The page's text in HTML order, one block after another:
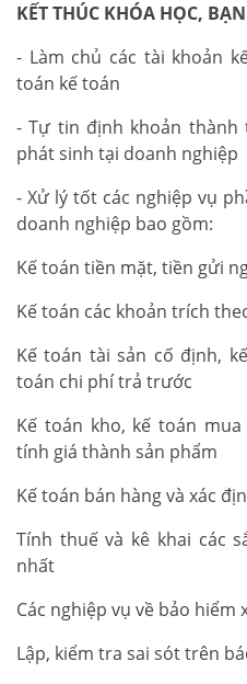
KẾT THÚC KHÓA HỌC, BẠN
- Làm chủ các tài khoản
toán kế toán
- Tự tin định khoản thành
phát sinh tại doanh nghiệp
- Xử lý tốt các nghiệp vụ
doanh nghiệp bao gồm:
Kế toán tiền mặt, tiền gửi
Kế toán các khoản trích
Kế toán tài sản cố định,
toán chi phí trả trước
Kế toán kho, kế toán
tính giá thành sản phẩm
Kế toán bán hàng và xác
Tính thuế và kê khai các
nhất
Các nghiệp vụ về bảo hiểm
Lập, kiểm tra sai sót trên